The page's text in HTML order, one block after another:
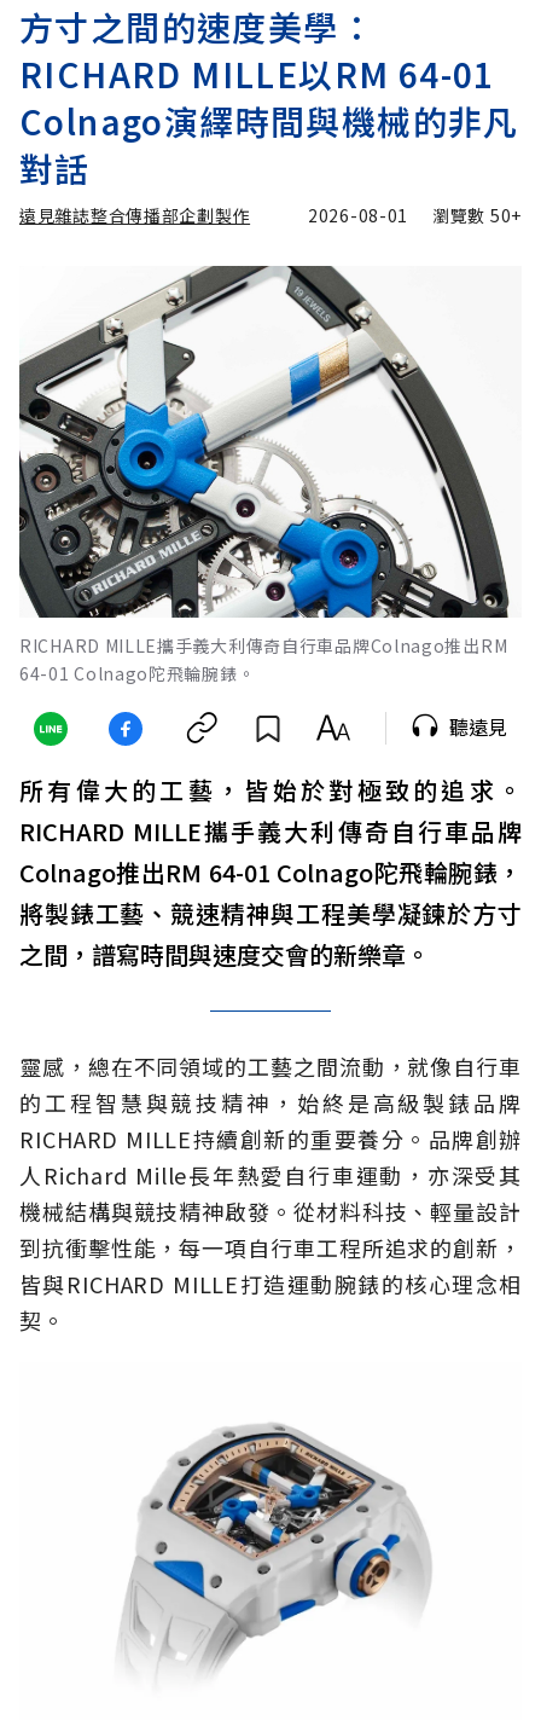
方寸之間的速度美學：
RICHARD MILLE以RM 64-01
Colnago演繹時間與機械的非凡
對話
遠見雜誌整合傳播部企劃製作 2026-08-01 瀏覽數 50+
RICHARD MILLE攜手義大利傳奇自行車品牌Colnago推出RM
64-01 Colnago陀飛輪腕錶。
聽遠見
所有偉大的工藝，皆始於對極致的追求。
RICHARD MILLE攜手義大利傳奇自行車品牌
Colnago推出RM 64-01 Colnago陀飛輪腕錶，
將製錶工藝、競速精神與工程美學凝鍊於方寸
之間，譜寫時間與速度交會的新樂章。
靈感，總在不同領域的工藝之間流動，就像自行車
的工程智慧與競技精神，始終是高級製錶品牌
RICHARD MILLE持續創新的重要養分。品牌創辦
人Richard Mille長年熱愛自行車運動，亦深受其
機械結構與競技精神啟發。從材料科技、輕量設計
到抗衝擊性能，每一項自行車工程所追求的創新，
皆與RICHARD MILLE打造運動腕錶的核心理念相
契。